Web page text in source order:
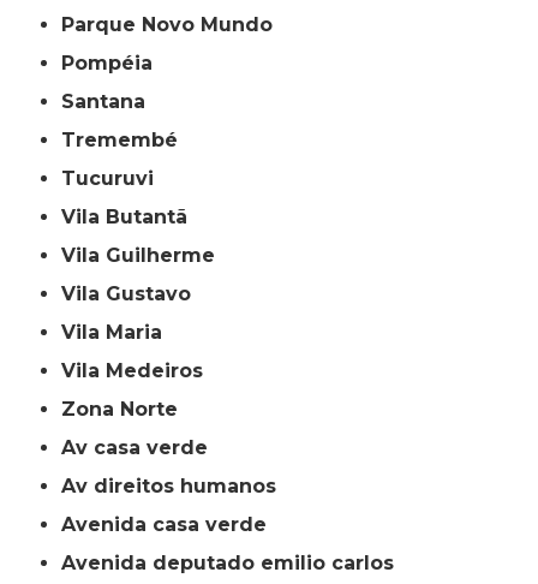
Parque Novo Mundo
Pompéia
Santana
Tremembé
Tucuruvi
Vila Butantã
Vila Guilherme
Vila Gustavo
Vila Maria
Vila Medeiros
Zona Norte
av casa verde
av direitos humanos
avenida casa verde
avenida deputado emilio carlos